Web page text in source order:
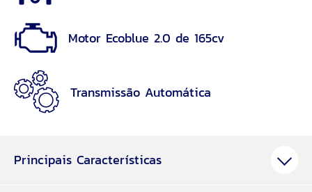
Motor Ecoblue 2.0 de 165cv
Transmissão Automática
Principais Características